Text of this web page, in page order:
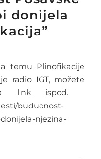
donijela
temu Plinofikacije
radio IGT, možete
link ispod.
buducnost-
njezina-